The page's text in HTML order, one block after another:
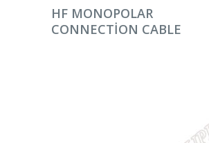
DEVAMINI OKU
HF MONOPOLAR
CONNECTION CABLE